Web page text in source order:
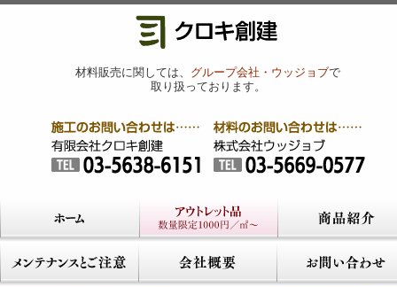
材料販売に関しては、 グループ会社・ウッジョブで
取り扱っております。